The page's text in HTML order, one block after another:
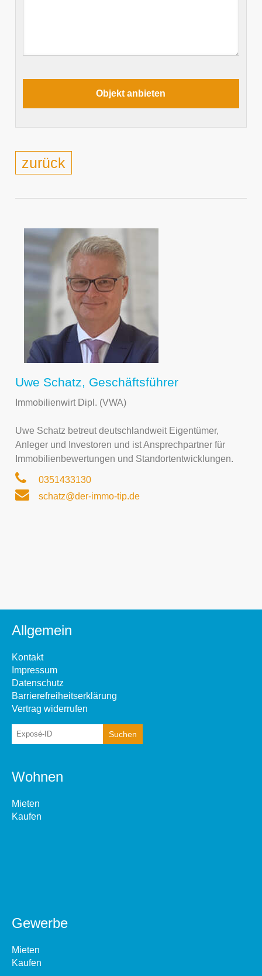
zurück
Uwe Schatz, Geschäftsführer
Immobilienwirt Dipl. (VWA)
Uwe Schatz betreut deutschlandweit Eigentümer,
Anleger und Investoren und ist Ansprechpartner für
Immobilienbewertungen und Standortentwicklungen.
0351433130
schatz@der-immo-tip.de
Allgemein
Kontakt
Impressum
Datenschutz
Barrierefreiheitserklärung
Vertrag widerrufen
Wohnen
Mieten
Kaufen
Gewerbe
Mieten
Kaufen